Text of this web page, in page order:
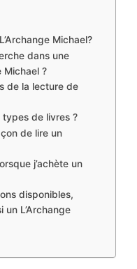
Michael?
dans une
Michael ?
de la lecture de
de livres ?
de lire un
j’achète un
disponibles,
L’Archange